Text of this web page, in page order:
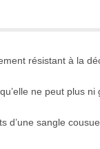
résistant à la
ne peut plus ni
sangle